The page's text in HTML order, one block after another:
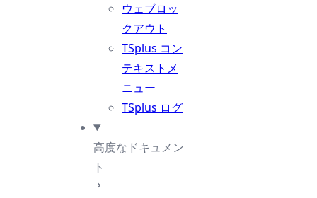
ウェブロッ
クアウト
TSplus コン
テキストメ
ニュー
TSplus ログ
高度なドキュメン
ト